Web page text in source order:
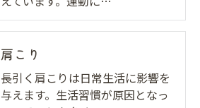
肩こり
長引く肩こりは日常生活に影響を
与えます。生活習慣が原因となっ